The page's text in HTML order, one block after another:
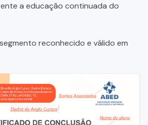
a educação continuada do
reconhecido e válido em